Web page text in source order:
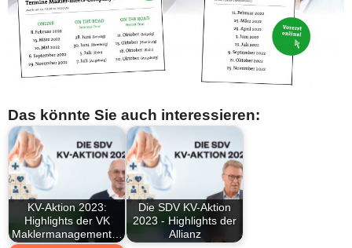
Das könnte Sie auch interessieren:
KV-Aktion 2023:
Highlights der VK
Maklermanagement…
Die SDV KV-Aktion
2023 - Highlights der
Allianz